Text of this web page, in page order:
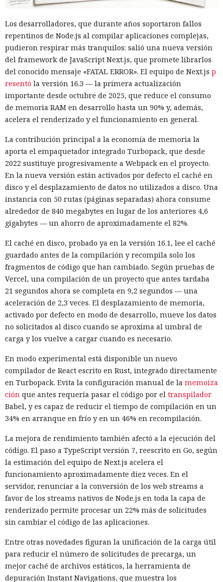
habitual.
Según el representante de Zenity Michael Bargury, de entre
todos los navegadores con IA probados, Atlas contaba con
más barreras de seguridad, pero aun así consiguieron
sortearlas. Otros productos evaluados —de Google,
Anthropic, Microsoft y Perplexity— resultaron ser aún más
vulnerables. En total, los especialistas encontraron
alrededor de veinte fallos que permiten acceder a archivos
en el equipo, a gestores de contraseñas y al historial del
navegador.
Zenity comunicó los hallazgos a OpenAI ya en enero. La
compañía confirmó que luego reforzó la protección de Atlas
y que aplicó las mismas medidas a las funciones de
navegador en la aplicación ChatGPT. La propia compañía
dejará de mantener Atlas el 9 de agosto. Como alternativa,
OpenAIofrece a los usuariosla aplicación de escritorio
ChatGPT o la extensión para Chrome.
sustitución de instrucciones dentro de páginas que parecen
normales, por lo que confiar únicamente en las
comprobaciones integradas de la IA no es suficiente: se
necesitan restricciones más estrictas, que no dependan del
criterio del propio modelo, sobre qué acciones y con qué
nivel de acceso puede ejecutar el navegador de forma
automática.
Inspecciones que forzarán su
salida del mercado: China toma
represalias contra EE. UU. a
través de Palo Alto Networks
12:43 / 07.08.2026
Otra corporación corre el riesgo de repetir la triste suerte de
sus predecesoras.
Las sanciones y restricciones contra las empresas
Los desarrolladores, que durante años soportaron fallos
repentinos de Node.js al compilar aplicaciones complejas,
pudieron respirar más tranquilos: salió una nueva versión
del framework de JavaScript Next.js, que promete librarlos
del conocido mensaje «FATAL ERROR». El equipo de Next.js p
resentó la versión 16.3 — la primera actualización
importante desde octubre de 2025, que reduce el consumo
de memoria RAM en desarrollo hasta un 90% y, además,
acelera el renderizado y el funcionamiento en general.
La contribución principal a la economía de memoria la
aporta el empaquetador integrado Turbopack, que desde
2022 sustituye progresivamente a Webpack en el proyecto.
En la nueva versión están activados por defecto el caché en
disco y el desplazamiento de datos no utilizados a disco. Una
instancia con 50 rutas (páginas separadas) ahora consume
alrededor de 840 megabytes en lugar de los anteriores 4,6
gigabytes — un ahorro de aproximadamente el 82%.
El caché en disco, probado ya en la versión 16.1, lee el caché
guardado antes de la compilación y recompila solo los
fragmentos de código que han cambiado. Según pruebas de
Vercel, una compilación de un proyecto que antes tardaba
21 segundos ahora se completa en 9,2 segundos — una
aceleración de 2,3 veces. El desplazamiento de memoria,
activado por defecto en modo de desarrollo, mueve los datos
no solicitados al disco cuando se aproxima al umbral de
carga y los vuelve a cargar cuando es necesario.
En modo experimental está disponible un nuevo
compilador de React escrito en Rust, integrado directamente
en Turbopack. Evita la configuración manual de la memoiza
ción que antes requería pasar el código por el transpilador
Babel, y es capaz de reducir el tiempo de compilación en un
34% en arranque en frío y en un 46% en recompilación.
La mejora de rendimiento también afectó a la ejecución del
código. El paso a TypeScript versión 7, reescrito en Go, según
la estimación del equipo de Next.js acelera el
funcionamiento aproximadamente diez veces. En el
servidor, renunciar a la conversión de los web streams a
favor de los streams nativos de Node.js en toda la capa de
renderizado permite procesar un 22% más de solicitudes
sin cambiar el código de las aplicaciones.
Entre otras novedades figuran la unificación de la carga útil
para reducir el número de solicitudes de precarga, un
mejor caché de archivos estáticos, la herramienta de
depuración Instant Navigations, que muestra los